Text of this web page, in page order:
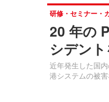
20 年の
シデン
近年発生した国
港システムの被
研修・セミナー・